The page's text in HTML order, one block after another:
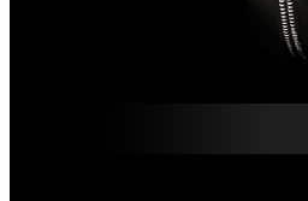
Vami vysnívané šperky vám